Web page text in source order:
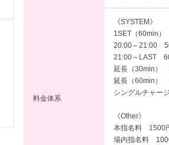
料金体系
《SYSTEM》
1SET（60min）
20:00～21:00
21:00～LAST
延長（30min）
延長（60min）
シングルチャー
《Other》
本指名料 1500
場内指名料